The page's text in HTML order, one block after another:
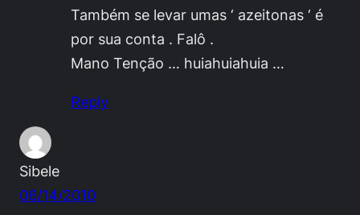
Também se levar umas ‘ azeitonas ‘ é
por sua conta . Falô .
Mano Tenção … huiahuiahuia …
Reply
Sibele
06/14/2010